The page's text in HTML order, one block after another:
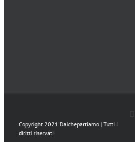
Copyright 2021 Daichepartiamo | Tutti i
diritti riservati